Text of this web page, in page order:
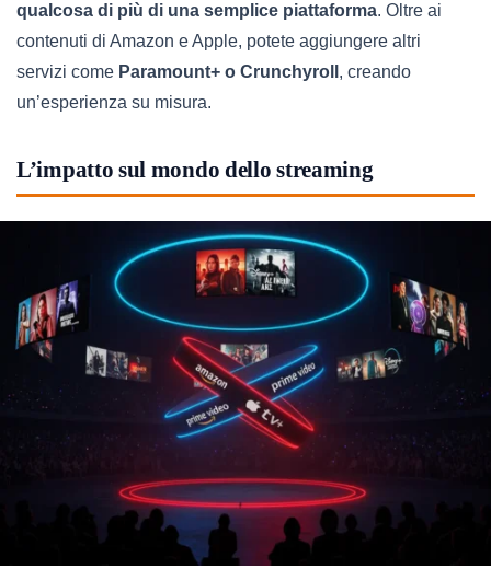
qualcosa di più di una semplice piattaforma. Oltre ai
contenuti di Amazon e Apple, potete aggiungere altri
servizi come Paramount+ o Crunchyroll , creando
un’esperienza su misura.
L’impatto sul mondo dello streaming